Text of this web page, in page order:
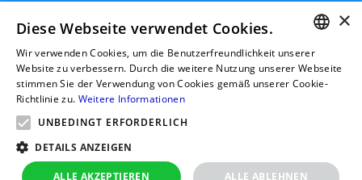
Seitenverzeichnis
GERMAN
RUSSIAN
×
Diese Webseite verwendet Cookies.
Wir verwenden Cookies, um die Benutzerfreundlichkeit unserer
Website zu verbessern. Durch die weitere Nutzung unserer Webseite
stimmen Sie der Verwendung von Cookies gemäß unserer Cookie-
Richtlinie zu. Weitere Informationen
UNBEDINGT ERFORDERLICH
DETAILS ANZEIGEN
ALLE AKZEPTIEREN ALLE ABLEHNEN